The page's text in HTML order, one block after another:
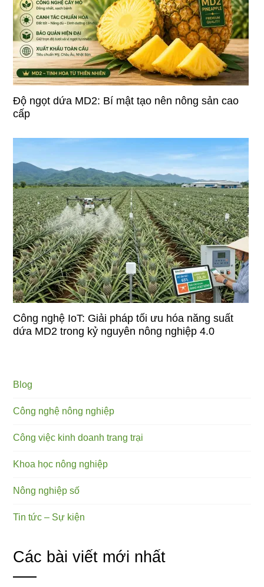
Độ ngọt dứa MD2: Bí mật tạo nên nông sản cao
cấp
Công nghệ IoT: Giải pháp tối ưu hóa năng suất
dứa MD2 trong kỷ nguyên nông nghiệp 4.0
Blog
Công nghệ nông nghiệp
Công việc kinh doanh trang trại
Khoa học nông nghiệp
Nông nghiệp số
Tin tức – Sự kiện
Các bài viết mới nhất